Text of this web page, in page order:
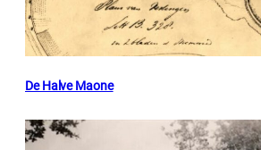
De Halve Maone